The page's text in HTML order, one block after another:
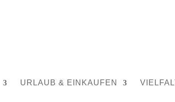
URLAUB & EINKAUFEN